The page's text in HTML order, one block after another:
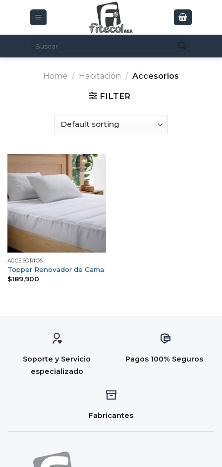
Search
Home / Habitación / Accesorios
FILTER
ACCESORIOS
Topper Renovador de Cama
$189,900
Soporte y Servicio
especializado
Pagos 100% Seguros
Fabricantes